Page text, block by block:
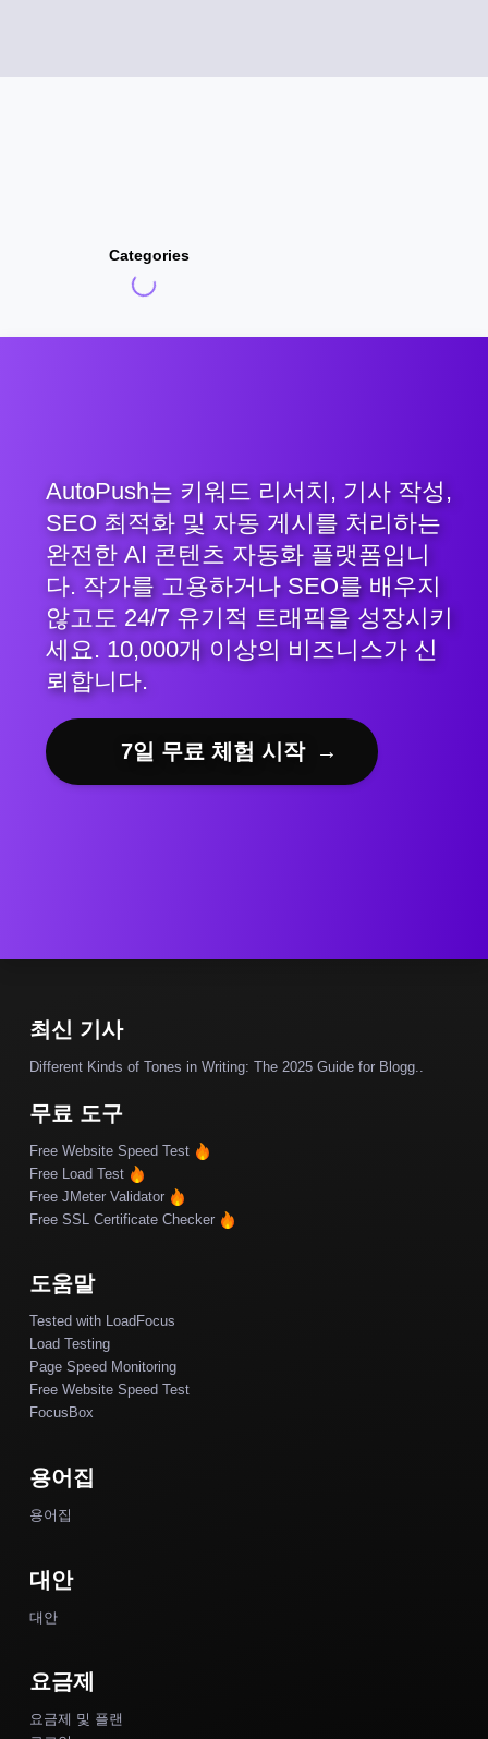
Categories
AutoPush는 키워드 리서치, 기사 작성,
SEO 최적화 및 자동 게시를 처리하는
완전한 AI 콘텐츠 자동화 플랫폼입니
다. 작가를 고용하거나 SEO를 배우지
않고도 24/7 유기적 트래픽을 성장시키
세요. 10,000개 이상의 비즈니스가 신
뢰합니다.
7일 무료 체험 시작 →
최신 기사
Different Kinds of Tones in Writing: The 2025 Guide for Blogg..
무료 도구
Free Website Speed Test
Free Load Test
Free JMeter Validator
Free SSL Certificate Checker
도움말
Tested with LoadFocus
Load Testing
Page Speed Monitoring
Free Website Speed Test
FocusBox
용어집
용어집
대안
대안
요금제
요금제 및 플랜